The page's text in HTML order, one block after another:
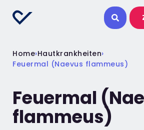
Home›Hautkrankheiten›
Feuermal (Naevus flammeus)
Feuermal
flammeus)